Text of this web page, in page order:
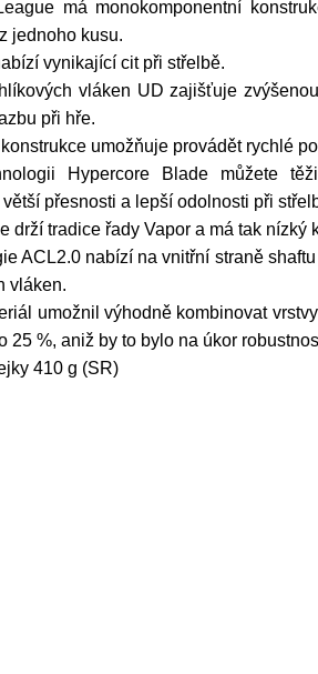
má monokomponentní
jednoho kusu.
vynikající cit při střelbě.
vláken UD zajišťuje
při hře.
umožňuje provádět rychlé
Hypercore Blade můžete
přesnosti a lepší odolnosti při
drží tradice řady Vapor a má tak nízký
ACL2.0 nabízí na vnitřní straně
vláken.
umožnil výhodně kombinovat
25 %, aniž by to bylo na úkor
410 g (SR)